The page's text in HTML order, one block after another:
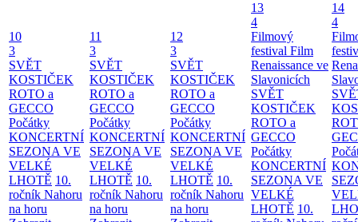
10
3
SVĚT
KOSTIČEK
ROTO a
GECCO
Počátky
KONCERTNÍ
SEZONA VE
VELKÉ
LHOTĚ 10.
ročník Nahoru
na horu
11
3
SVĚT
KOSTIČEK
ROTO a
GECCO
Počátky
KONCERTNÍ
SEZONA VE
VELKÉ
LHOTĚ 10.
ročník Nahoru
na horu
12
3
SVĚT
KOSTIČEK
ROTO a
GECCO
Počátky
KONCERTNÍ
SEZONA VE
VELKÉ
LHOTĚ 10.
ročník Nahoru
na horu
13
4
Filmový
festival Film
Renaissance ve
Slavonicích
SVĚT
KOSTIČEK
ROTO a
GECCO
Počátky
KONCERTNÍ
SEZONA VE
VELKÉ
LHOTĚ 10.
14
4